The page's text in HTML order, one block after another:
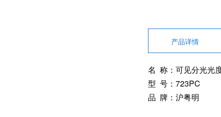
产品详情
名 称：可见分光光
型 号： 723PC
品 牌：沪粤明